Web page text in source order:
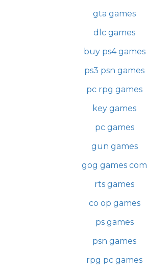
gta games
dlc games
buy ps4 games
ps3 psn games
pc rpg games
key games
pc games
gun games
gog games com
rts games
co op games
ps games
psn games
rpg pc games